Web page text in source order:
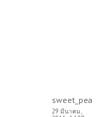
sweet_pea
29 มีนาคม,